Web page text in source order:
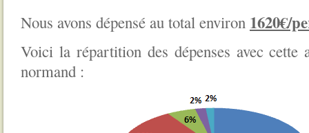
Nous avons dépensé au total environ 1620€/
Voici la répartition des dépenses avec cette
normand :